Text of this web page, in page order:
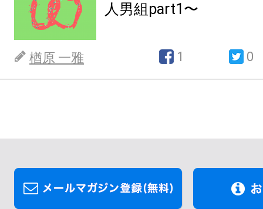
人男組part1〜
楢原 一雅 1 0